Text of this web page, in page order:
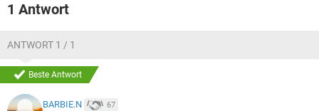
1 Antwort
ANTWORT 1 / 1
Beste Antwort
BARBIE.N 67